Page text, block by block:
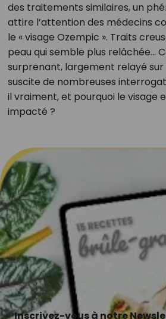
des traitements similaires, un
attire l’attention des médecins
le « visage Ozempic ». Traits
peau qui semble plus relâchée…
surprenant, largement relayé sur
suscite de nombreuses
il vraiment, et pourquoi le visage
impacté ?
Inscrivez-vous à notre